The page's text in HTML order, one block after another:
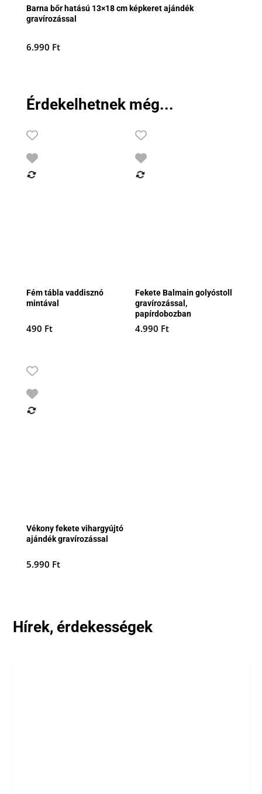
Barna bőr hatású 13×18 cm képkeret ajándék
gravírozással
6.990 Ft
Érdekelhetnek még...
Fém tábla vaddisznó
mintával
490 Ft
Fekete Balmain golyóstoll
gravírozással,
papírdobozban
4.990 Ft
Vékony fekete vihargyújtó
ajándék gravírozással
5.990 Ft
Hírek, érdekességek